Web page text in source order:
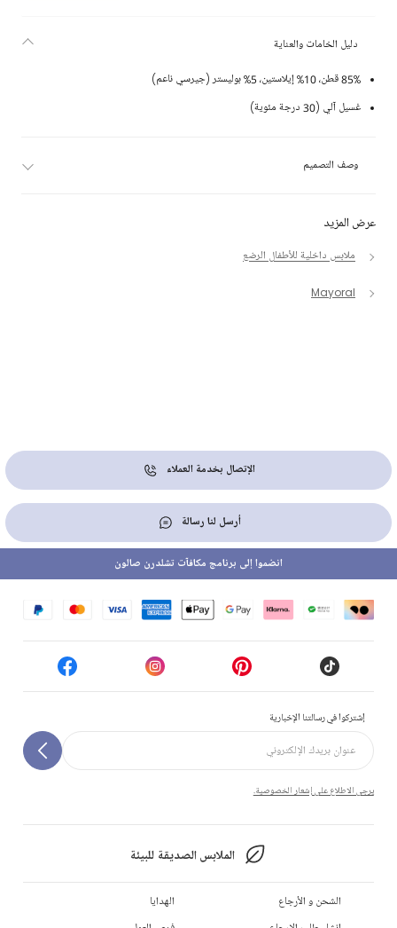
عرض المزيد
ملابس داخلية للأطفال الرضع
Mayoral
دليل الخامات والعناية
85% قطن، 10% إيلاستين، 5% بوليستر (جيرسي ناعم)
غسيل آلي (30 درجة مئوية)
وصف التصميم
الإتصال بخدمة العملاء
أرسل لنا رسالة
إشتركوا في رسالتنا الإخبارية
يرجى الاطلاع على إشعار الخصوصية.
الملابس الصديقة للبيئة
انضموا إلى برنامج مكافآت تشلدرن صالون
الشحن و الأرجاع
الهدايا